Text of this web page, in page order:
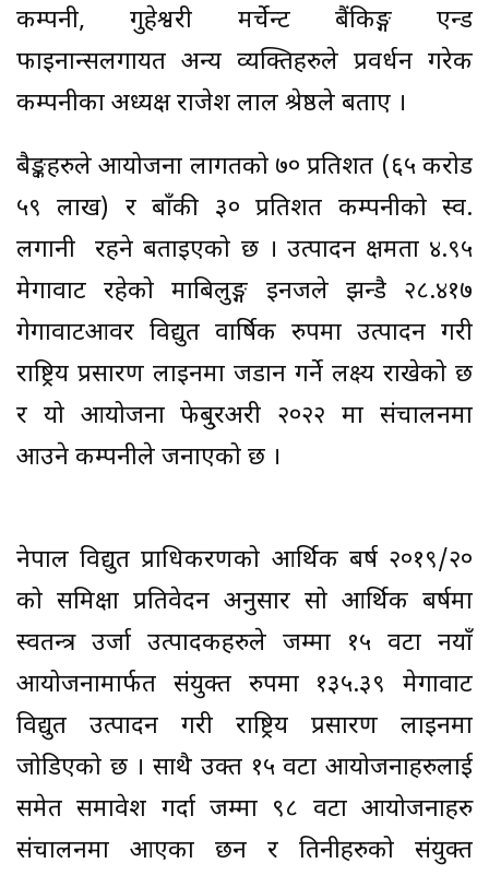
कम्पनी, गुहेश्वरी मर्चेन्ट बैंकिङ्ग एन्ड
फाइनान्सलगायत अन्य व्यक्तिहरुले प्रवर्धन गरेक
कम्पनीका अध्यक्ष राजेश लाल श्रेष्ठले बताए ।
बैङ्कहरुले आयोजना लागतको ७० प्रतिशत (६५ करोड
५९ लाख) र बाँकी ३० प्रतिशत कम्पनीको स्व.
लगानी रहने बताइएको छ । उत्पादन क्षमता ४.९५
मेगावाट रहेको माबिलुङ्ग इनर्जीले झन्डै २८.४१७
गेगावाटआवर विद्युत वार्षिक रुपमा उत्पादन गरी
राष्ट्रिय प्रसारण लाइनमा जडान गर्ने लक्ष्य राखेको छ
र यो आयोजना फेबु्रअरी २०२२ मा संचालनमा
आउने कम्पनीले जनाएको छ ।
नेपाल विद्युत प्राधिकरणको आर्थिक बर्ष २०१९/२०
को समिक्षा प्रतिवेदन अनुसार सो आर्थिक बर्षमा
स्वतन्त्र उर्जा उत्पादकहरुले जम्मा १५ वटा नयाँ
आयोजनामार्फत संयुक्त रुपमा १३५.३९ मेगावाट
विद्युत उत्पादन गरी राष्ट्रिय प्रसारण लाइनमा
जोडिएको छ । साथै उक्त १५ वटा आयोजनाहरुलाई
समेत समावेश गर्दा जम्मा ९८ वटा आयोजनाहरु
संचालनमा आएका छन र तिनीहरुको संयुक्त